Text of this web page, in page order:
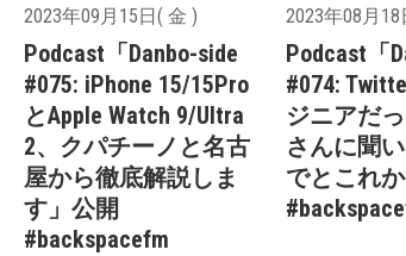
2023年09月15日( 金 )
Podcast「Danbo-side
#075: iPhone 15/15Pro
とApple Watch 9/Ultra
2、クパチーノと名古
屋から徹底解説しま
す」公開
#backspacefm
2023年08月18
Podcast「
#074:
ジニアだ
さんに聞
でとこれ